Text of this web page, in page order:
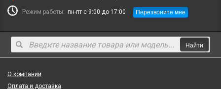
Режим работы: пн-пт с 9:00 до 17:00 Перезвоните мне
Найти
О компании
Оплата и доставка